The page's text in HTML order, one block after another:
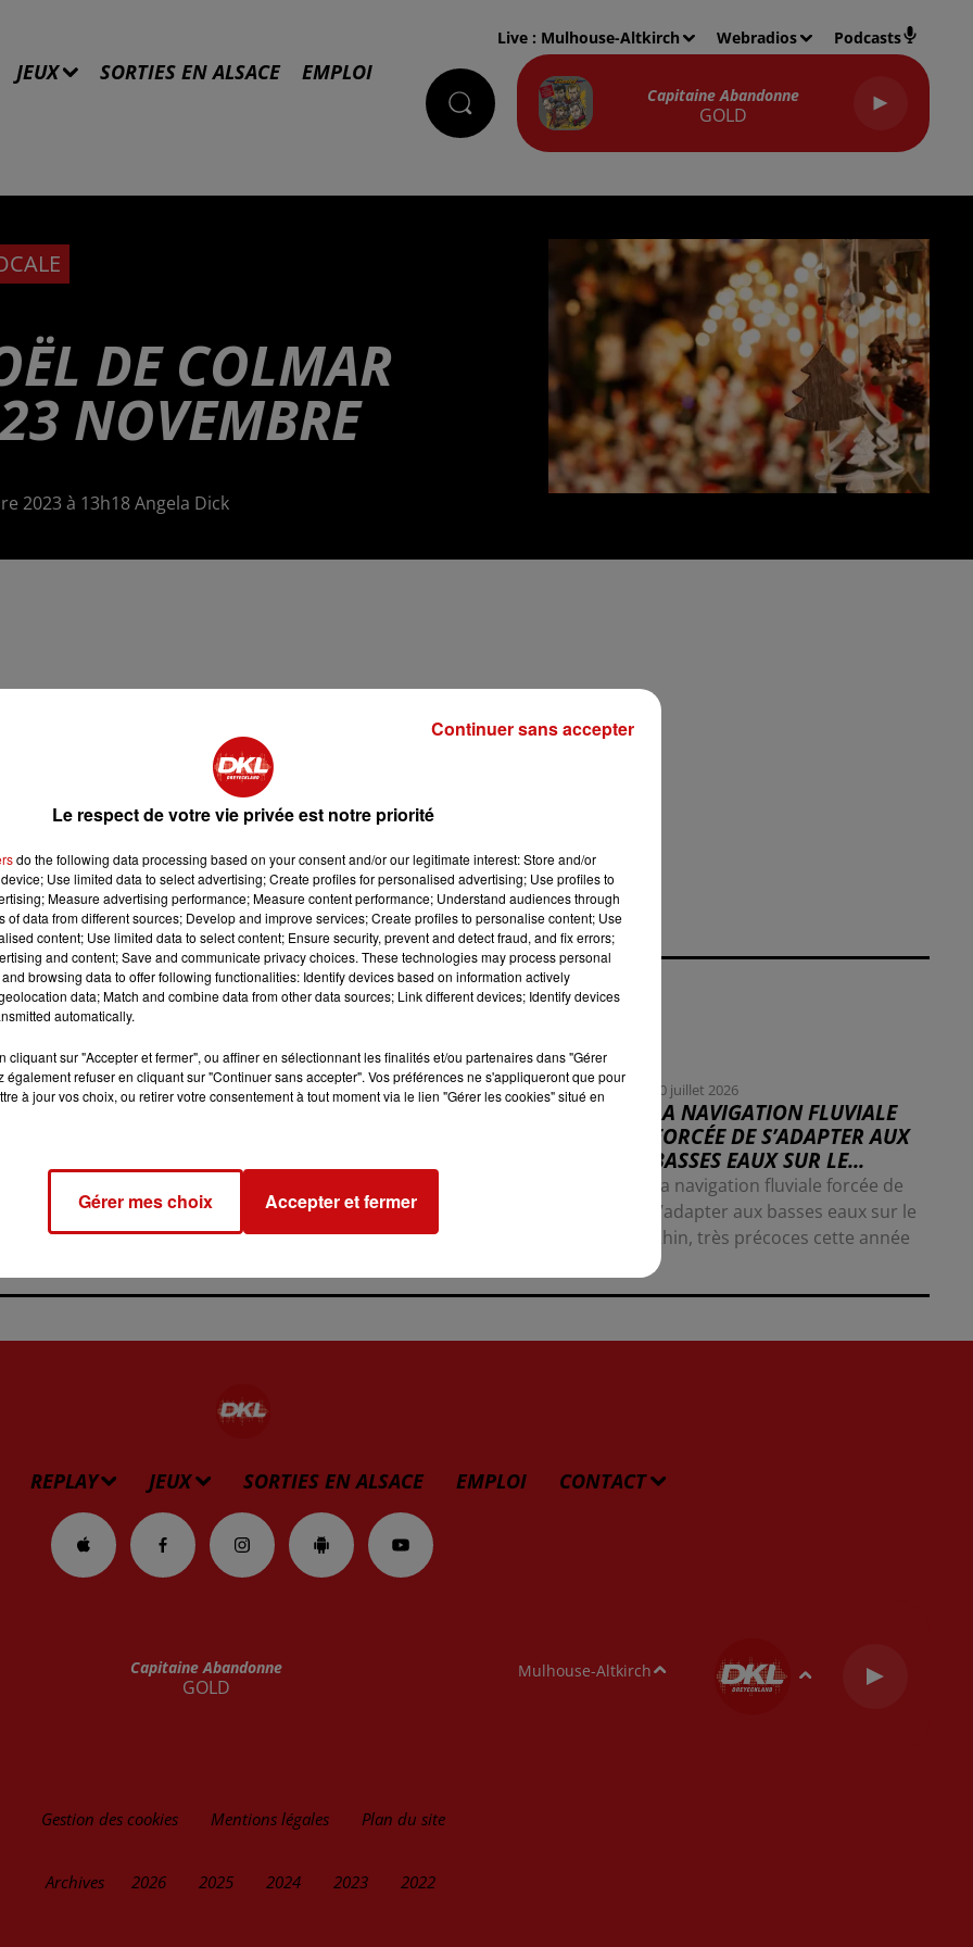
JEUX SORTIES EN ALSACE EMPLOI
Live : Mulhouse-Altkirch Webradios Podcasts
Capitaine Abandonne
GOLD
DE COLMAR
NOVEMBRE
2023 à 13h18 Angela Dick
31 juillet 2026
ouvre ses portes pendant 10
jours
30 juillet 2026
LA NAVIGATION FLUVIALE
FORCÉE DE S’ADAPTER AUX
BASSES EAUX SUR LE...
La navigation fluviale forcée de
s’adapter aux basses eaux sur le
Rhin, très précoces cette année
REPLAY JEUX SORTIES EN ALSACE EMPLOI CONTACT
Capitaine Abandonne
GOLD
Mulhouse-Altkirch
Gestion des cookies Mentions légales Plan du site
Archives 2026 2025 2024 2023 2022
Le respect de votre vie privée est notre priorité
do the following data processing based on your consent and/or our legitimate interest: Store and/or
Use limited data to select advertising; Create profiles for personalised advertising; Use profiles to
Measure advertising performance; Measure content performance; Understand audiences through
of data from different sources; Develop and improve services; Create profiles to personalise content; Use
content; Use limited data to select content; Ensure security, prevent and detect fraud, and fix errors;
and content; Save and communicate privacy choices. These technologies may process personal
browsing data to offer following functionalities: Identify devices based on information actively
data; Match and combine data from other data sources; Link different devices; Identify devices
automatically.
cliquant sur "Accepter et fermer", ou affiner en sélectionnant les finalités et/ou partenaires dans "Gérer
également refuser en cliquant sur "Continuer sans accepter". Vos préférences ne s'appliqueront que pour
à jour vos choix, ou retirer votre consentement à tout moment via le lien "Gérer les cookies" situé en
Gérer mes choix Accepter et fermer
Continuer sans accepter